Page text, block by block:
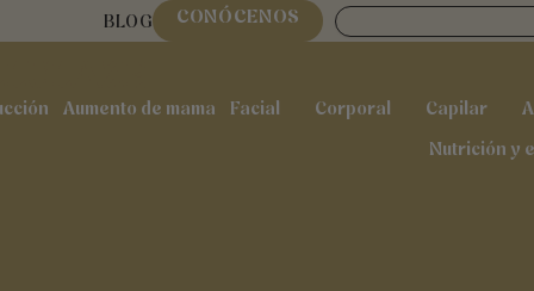
BLOG CONÓCENOS Buscar
Aumento de mama Facial Abrir Facial
Corporal Abrir Corporal
Capilar
Nutrición y
CELULITIS –